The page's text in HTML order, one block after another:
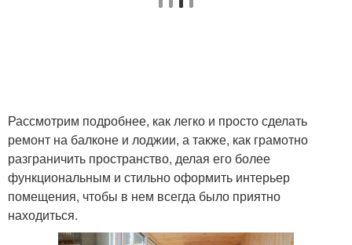
Рассмотрим подробнее, как легко и просто сделать
ремонт на балконе и лоджии, а также, как грамотно
разграничить пространство, делая его более
функциональным и стильно оформить интерьер
помещения, чтобы в нем всегда было приятно
находиться.